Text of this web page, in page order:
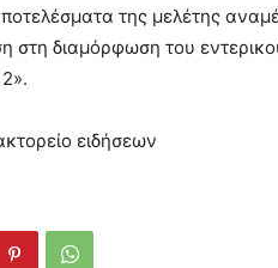
της μελέτης
στη διαμόρφωση του
ειδήσεων